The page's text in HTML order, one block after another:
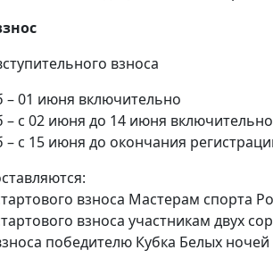
взноса
–01 июня включительно
– с 02 июня до 14 июня включительно
– с 15 июня до окончания
взноса Мастерам спорта
взноса участникам двух
победителю Кубка Белых